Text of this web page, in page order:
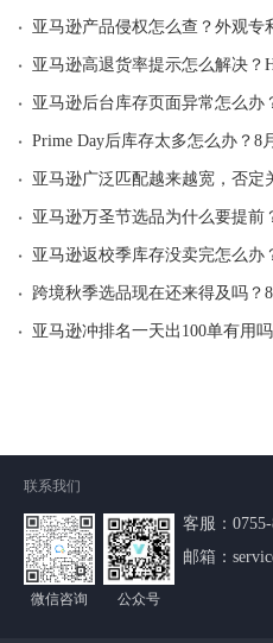
· 亚马逊产品侵权怎么查？外观专
· 亚马逊高退货率提示怎么解决？
· 亚马逊后台库存页面异常怎么
· Prime Day后库存太多怎么办？8
· 亚马逊广泛匹配越来越宽，否定
· 亚马逊万圣节选品为什么要提前
· 亚马逊返校季库存没卖完怎么办
· 跨境秋季选品现在还来得及吗？
· 亚马逊冲排名一天出100单有用
联系我们
微信咨询 公众号
客服：
邮箱：